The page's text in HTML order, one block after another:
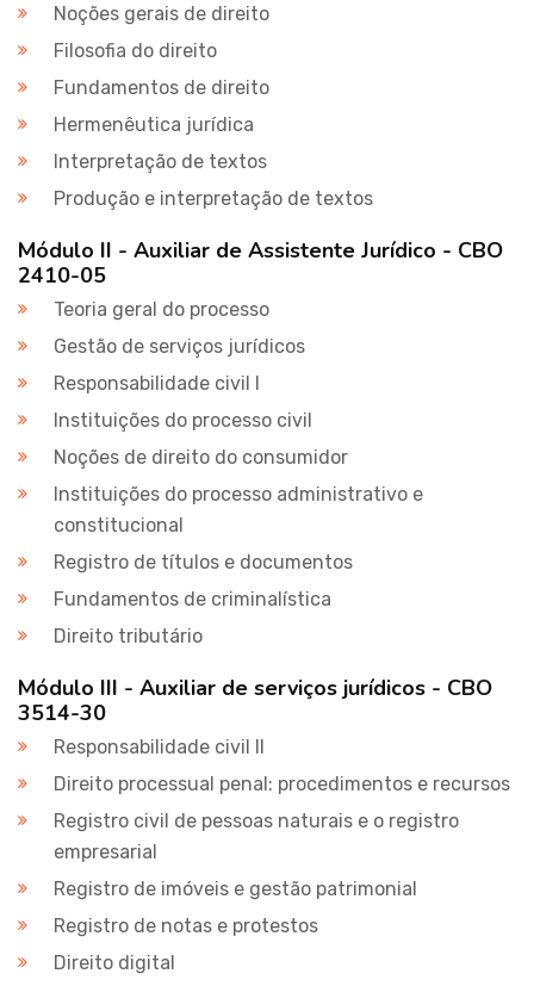
Noções gerais de direito
Filosofia do direito
Fundamentos de direito
Hermenêutica jurídica
Interpretação de textos
Produção e interpretação de textos
Módulo II - Auxiliar de Assistente Jurídico - CBO
2410-05
Teoria geral do processo
Gestão de serviços jurídicos
Responsabilidade civil I
Instituições do processo civil
Noções de direito do consumidor
Instituições do processo administrativo e
constitucional
Registro de títulos e documentos
Fundamentos de criminalística
Direito tributário
Módulo III - Auxiliar de serviços jurídicos - CBO
3514-30
Responsabilidade civil II
Direito processual penal: procedimentos e recursos
Registro civil de pessoas naturais e o registro
empresarial
Registro de imóveis e gestão patrimonial
Registro de notas e protestos
Direito digital